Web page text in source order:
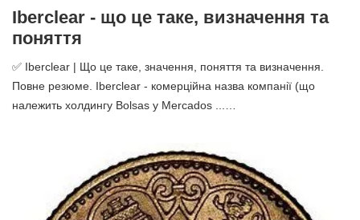
Iberclear - що це таке, визначення та
поняття
✅ Iberclear | Що це таке, значення, поняття та визначення.
Повне резюме. Iberclear - комерційна назва компанії (що
належить холдингу Bolsas y Mercados ...…